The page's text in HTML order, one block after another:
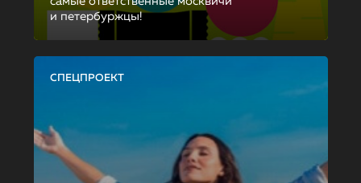
и петербуржцы!
СПЕЦПРОЕКТ